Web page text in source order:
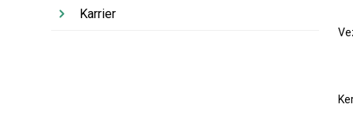
Karrier